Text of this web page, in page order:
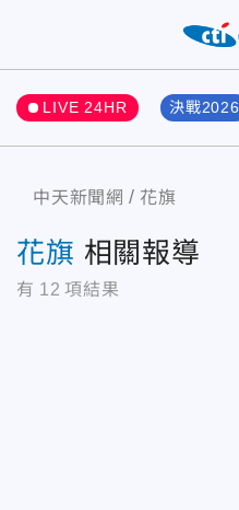
LIVE 24HR 決戰2026
中天新聞網 花旗
花旗 相關報導
有 12 項結果